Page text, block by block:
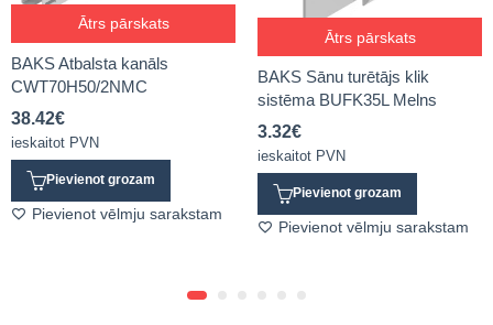
Ātrs pārskats
BAKS Atbalsta kanāls
CWT70H50/2NMC
38.42€
ieskaitot PVN
Pievienot grozam
Pievienot vēlmju sarakstam
Ātrs pārskats
BAKS Sānu turētājs klik
sistēma BUFK35L Melns
3.32€
ieskaitot PVN
Pievienot grozam
Pievienot vēlmju sarakstam